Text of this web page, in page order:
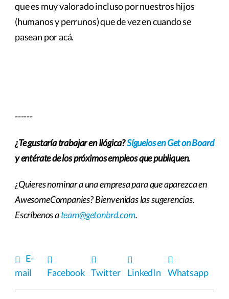
que es muy valorado incluso por nuestros hijos
(humanos y perrunos) que de vez en cuando se
pasean por acá.
------
¿Te gustaría trabajar en Ilógica?Síguelos en Get on Board
y entérate de los próximos empleos que publiquen.
¿Quieres nominar a una empresa para que aparezca en
AwesomeCompanies? Bienvenidas las sugerencias.
Escríbenos ateam@getonbrd.com.
E-
mail
Facebook Twitter LinkedIn Whatsapp